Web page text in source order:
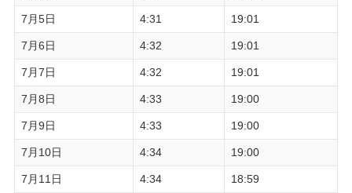
7月5日 4:31 19:01
7月6日 4:32 19:01
7月7日 4:32 19:01
7月8日 4:33 19:00
7月9日 4:33 19:00
7月10日 4:34 19:00
7月11日 4:34 18:59